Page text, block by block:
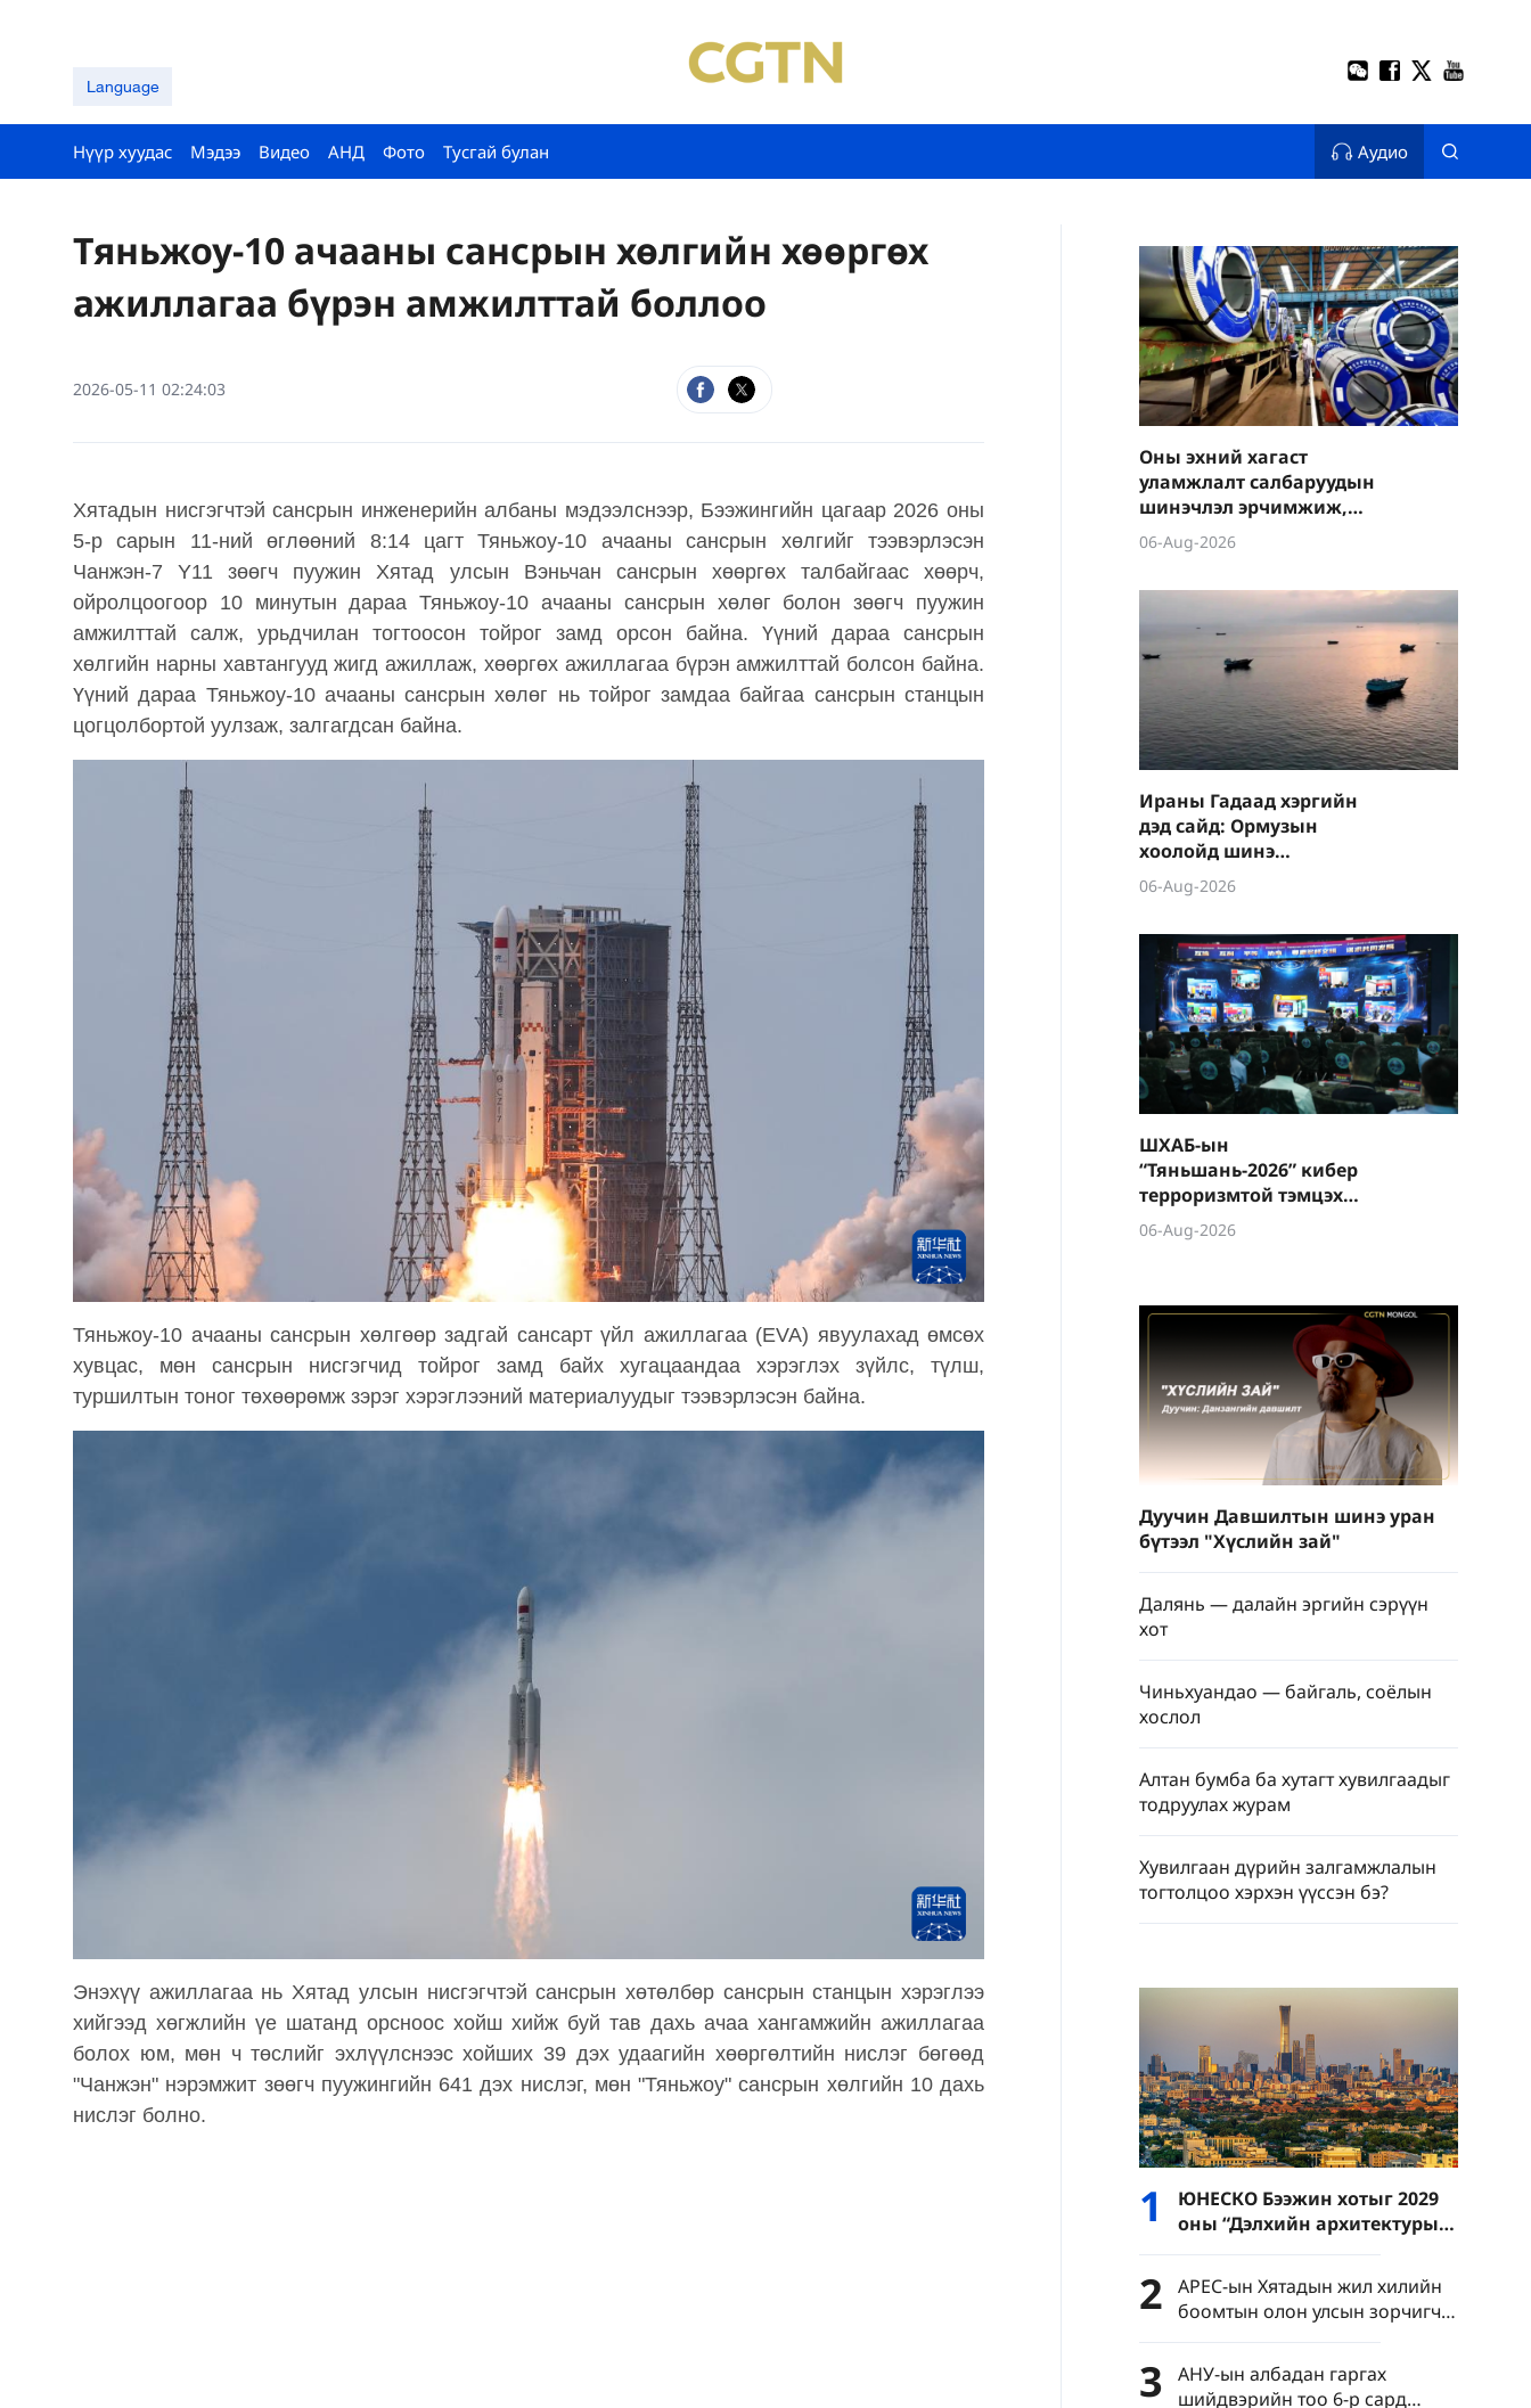
Language
Нүүр хуудас Мэдээ Видео АНД Фото Тусгай булан Аудио
Тяньжоу-10 ачааны сансрын хөлгийн хөөргөх
ажиллагаа бүрэн амжилттай боллоо
2026-05-11 02:24:03
Хятадын нисгэгчтэй сансрын инженерийн албаны мэдээлснээр, Бээжингийн цагаар 2026 оны
5-р сарын 11-ний өглөөний 8:14 цагт Тяньжоу-10 ачааны сансрын хөлгийг тээвэрлэсэн
Чанжэн-7 Y11 зөөгч пуужин Хятад улсын Вэньчан сансрын хөөргөх талбайгаас хөөрч,
ойролцоогоор 10 минутын дараа Тяньжоу-10 ачааны сансрын хөлөг болон зөөгч пуужин
амжилттай салж, урьдчилан тогтоосон тойрог замд орсон байна. Үүний дараа сансрын
хөлгийн нарны хавтангууд жигд ажиллаж, хөөргөх ажиллагаа бүрэн амжилттай болсон байна.
Үүний дараа Тяньжоу-10 ачааны сансрын хөлөг нь тойрог замдаа байгаа сансрын станцын
цогцолбортой уулзаж, залгагдсан байна.
Тяньжоу-10 ачааны сансрын хөлгөөр задгай сансарт үйл ажиллагаа (EVA) явуулахад өмсөх
хувцас, мөн сансрын нисгэгчид тойрог замд байх хугацаандаа хэрэглэх зүйлс, түлш,
туршилтын тоног төхөөрөмж зэрэг хэрэглээний материалуудыг тээвэрлэсэн байна.
Энэхүү ажиллагаа нь Хятад улсын нисгэгчтэй сансрын хөтөлбөр сансрын станцын хэрэглээ
хийгээд хөгжлийн үе шатанд орсноос хойш хийж буй тав дахь ачаа хангамжийн ажиллагаа
болох юм, мөн ч төслийг эхлүүлснээс хойших 39 дэх удаагийн хөөргөлтийн нислэг бөгөөд
"Чанжэн" нэрэмжит зөөгч пуужингийн 641 дэх нислэг, мөн "Тяньжоу" сансрын хөлгийн 10 дахь
нислэг болно.
Оны эхний хагаст
уламжлалт салбаруудын
шинэчлэл эрчимжиж,
шинэ салбарууд
хурдацтай өсөлт үзүүлэв
06-Aug-2026
Ираны Гадаад хэргийн
дэд сайд: Ормузын
хоолойд шинэ
зохицуулалт хэрэгжүүлж,
усан замуудыг түр хаана
06-Aug-2026
ШХАБ-ын
“Тяньшань-2026” кибер
терроризмтой тэмцэх
хамтарсан сургуулилалт
боллоо
06-Aug-2026
Дуучин Давшилтын шинэ уран
бүтээл "Хүслийн зай"
Далянь — далайн эргийн сэрүүн
хот
Чиньхуандао — байгаль, соёлын
хослол
Алтан бумба ба хутагт хувилгаадыг
тодруулах журам
Хувилгаан дүрийн залгамжлалын
тогтолцоо хэрхэн үүссэн бэ?
1
ЮНЕСКО Бээжин хотыг 2029
оны “Дэлхийн архитектурын
нийслэл”-ээр батламжиллаа
2
APEC-ын Хятадын жил хилийн
боомтын олон улсын зорчигч
урсгалыг эрчимжүүлэв
3
АНУ-ын албадан гаргах
шийдвэрийн тоо 6-р сард